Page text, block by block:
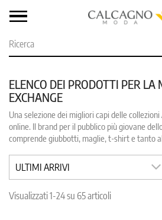
ELENCO DEI PRODOTTI PER
EXCHANGE
CATEGORIE
COLORE
REPARTO
Una selezione dei migliori capi delle collezioni
online. Il brand per il pubblico più giovane
comprende giubbotti, maglie, t-shirt e tanto
ULTIMI ARRIVI
Visualizzati 1-24 su 65 articoli